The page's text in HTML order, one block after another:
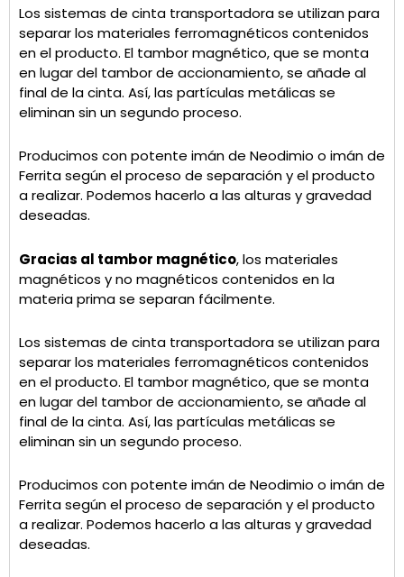
Los sistemas de cinta transportadora se utilizan para
separar los materiales ferromagnéticos contenidos
en el producto. El tambor magnético, que se monta
en lugar del tambor de accionamiento, se añade al
final de la cinta. Así, las partículas metálicas se
eliminan sin un segundo proceso.
Producimos con potente imán de Neodimio o imán de
Ferrita según el proceso de separación y el producto
a realizar. Podemos hacerlo a las alturas y gravedad
deseadas.
Gracias al tambor magnético, los materiales
magnéticos y no magnéticos contenidos en la
materia prima se separan fácilmente.
Los sistemas de cinta transportadora se utilizan para
separar los materiales ferromagnéticos contenidos
en el producto. El tambor magnético, que se monta
en lugar del tambor de accionamiento, se añade al
final de la cinta. Así, las partículas metálicas se
eliminan sin un segundo proceso.
Producimos con potente imán de Neodimio o imán de
Ferrita según el proceso de separación y el producto
a realizar. Podemos hacerlo a las alturas y gravedad
deseadas.